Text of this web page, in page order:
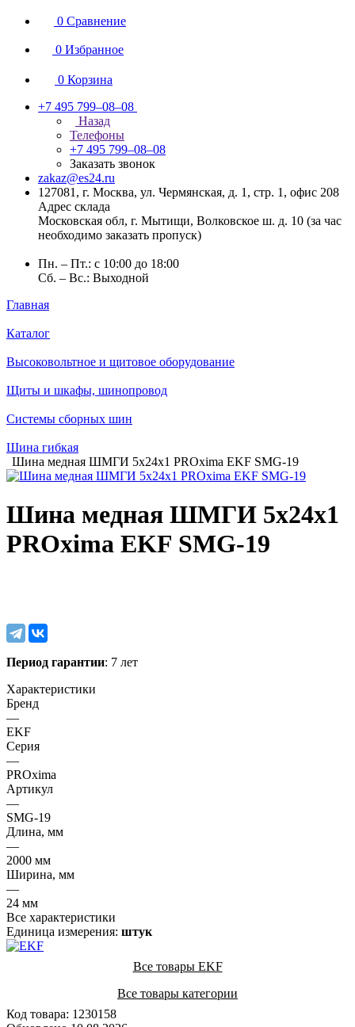
0 Сравнение
0 Избранное
0 Корзина
+7 495 799–08–08
Назад
Телефоны
+7 495 799–08–08
Заказать звонок
zakaz@es24.ru
127081, г. Москва, ул. Чермянская, д. 1, стр. 1, офис 208
Адрес склада
Московская обл, г. Мытищи, Волковское ш. д. 10 (за час
необходимо заказать пропуск)
Пн. – Пт.: с 10:00 до 18:00
Сб. – Вс.: Выходной
Главная
Каталог
Высоковольтное и щитовое оборудование
Щиты и шкафы, шинопровод
Системы сборных шин
Шина гибкая
Шина медная ШМГИ 5х24х1 PROxima EKF SMG-19
Шина медная ШМГИ 5х24х1
PROxima EKF SMG-19
Период гарантии: 7 лет
Характеристики
Бренд
—
EKF
Серия
—
PROxima
Артикул
—
SMG-19
Длина, мм
—
2000 мм
Ширина, мм
—
24 мм
Все характеристики
Единица измерения: штук
Все товары EKF
Все товары категории
Код товара: 1230158